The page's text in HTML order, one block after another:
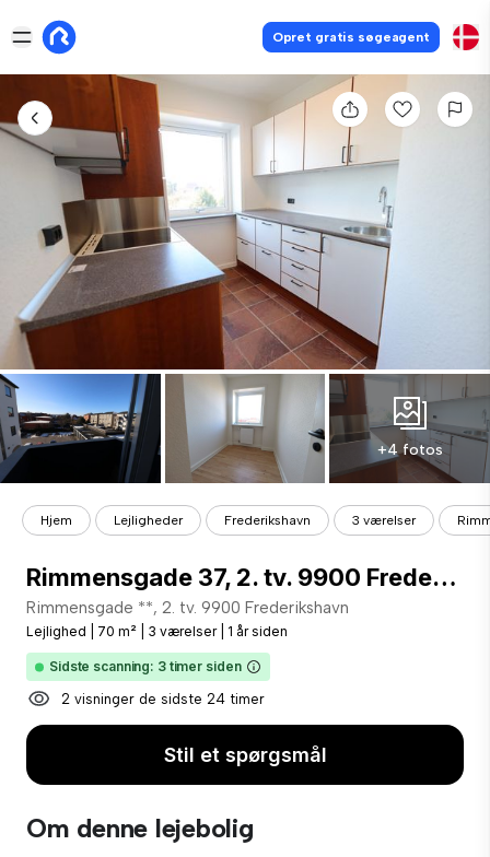
Opret gratis søgeagent
+4 fotos
Hjem Lejligheder Frederikshavn 3 værelser
Rimmensgade 37, 2. tv. 9900 Frederikshavn
Rimmensgade **, 2. tv. 9900 Frederikshavn
Lejlighed 70 m² 3 værelser 1 år siden
Sidste scanning: 3 timer siden
2 visninger de sidste 24 timer
Stil et spørgsmål
Om denne lejebolig